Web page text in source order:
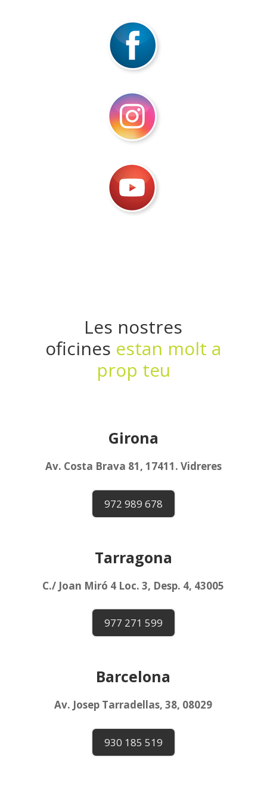
Les nostres
oficines estan molt a
prop teu
Girona
Av. Costa Brava 81, 17411. Vidreres
972 989 678
Tarragona
C./ Joan Miró 4 Loc. 3, Desp. 4, 43005
977 271 599
Barcelona
Av. Josep Tarradellas, 38, 08029
930 185 519